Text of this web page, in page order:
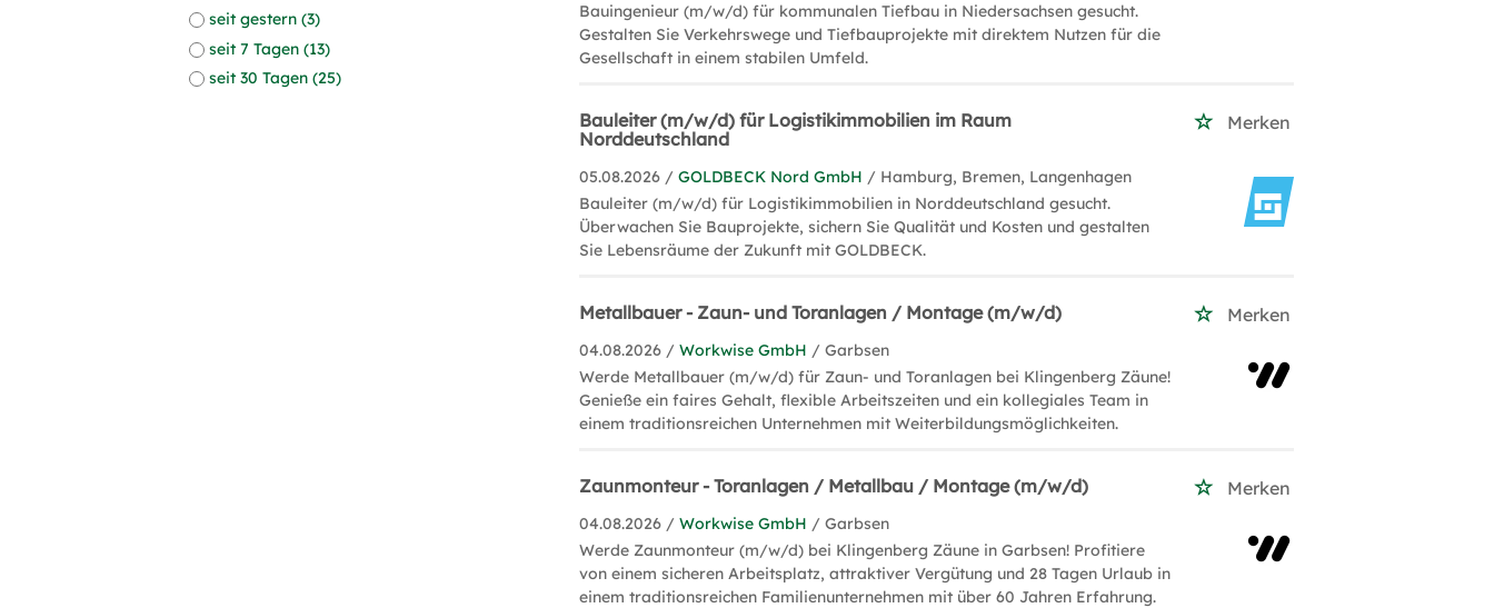
seit gestern (3)
seit 7 Tagen (13)
seit 30 Tagen (25)
Bauingenieur (m/w/d) für kommunalen Tiefbau in Niedersachsen gesucht.
Gestalten Sie Verkehrswege und Tiefbauprojekte mit direktem Nutzen für die
Gesellschaft in einem stabilen Umfeld.
Bauleiter (m/w/d) für Logistikimmobilien im Raum
Norddeutschland
Merken
05.08.2026 /GOLDBECK Nord GmbH / Hamburg, Bremen, Langenhagen
Bauleiter (m/w/d) für Logistikimmobilien in Norddeutschland gesucht.
Überwachen Sie Bauprojekte, sichern Sie Qualität und Kosten und gestalten
Sie Lebensräume der Zukunft mit GOLDBECK.
Metallbauer - Zaun- und Toranlagen / Montage (m/w/d) Merken
04.08.2026 /Workwise GmbH / Garbsen
Werde Metallbauer (m/w/d) für Zaun- und Toranlagen bei Klingenberg Zäune!
Genieße ein faires Gehalt, flexible Arbeitszeiten und ein kollegiales Team in
einem traditionsreichen Unternehmen mit Weiterbildungsmöglichkeiten.
Zaunmonteur - Toranlagen / Metallbau / Montage (m/w/d) Merken
04.08.2026 /Workwise GmbH / Garbsen
Werde Zaunmonteur (m/w/d) bei Klingenberg Zäune in Garbsen! Profitiere
von einem sicheren Arbeitsplatz, attraktiver Vergütung und 28 Tagen Urlaub in
einem traditionsreichen Familienunternehmen mit über 60 Jahren Erfahrung.